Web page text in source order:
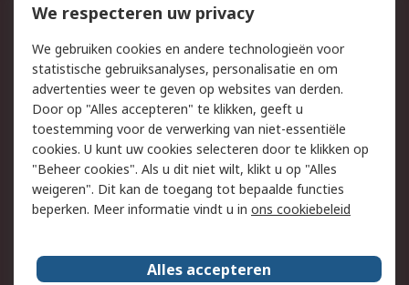
Bestellen
Inkoopoplossingen
Track & Trace
Wettelijk
Cookiebeleid
Email veiligheid
Privacybeleid
Websitevoorwaarden
Algemene
verkoopvoorwaarden
Over RS
We respecteren uw privacy
We gebruiken cookies en andere technologieën voor
statistische gebruiksanalyses, personalisatie en om
advertenties weer te geven op websites van derden.
Door op "Alles accepteren" te klikken, geeft u
toestemming voor de verwerking van niet-essentiële
cookies. U kunt uw cookies selecteren door te klikken op
"Beheer cookies". Als u dit niet wilt, klikt u op "Alles
weigeren". Dit kan de toegang tot bepaalde functies
beperken. Meer informatie vindt u in ons cookiebeleid
Alles accepteren